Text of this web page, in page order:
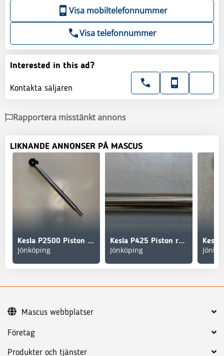
Visa mobiltelefonnummer
Visa telefonnummer
Interested in this ad?
Kontakta säljaren
Rapportera misstänkt annons
LIKNANDE ANNONSER PÅ MASCUS
Kesla P2500 Piston rod lift cylinder 80/40x480 28220204
Jönköping
Kesla P425 Piston rod 28255204
Jönköping
Företag
Produkter och tjänster
Mascus webbplatser